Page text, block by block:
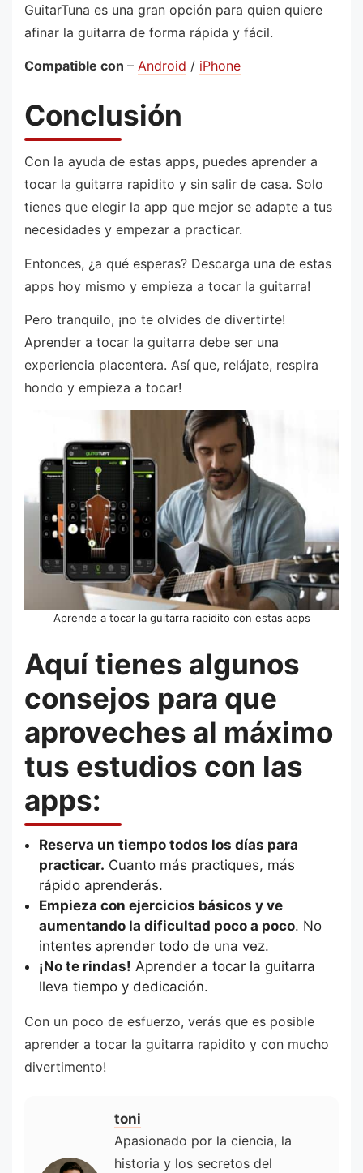
GuitarTuna es una gran opción para quien quiere
afinar la guitarra de forma rápida y fácil.
Compatible con – Android / iPhone
Conclusión
Con la ayuda de estas apps, puedes aprender a
tocar la guitarra rapidito y sin salir de casa. Solo
tienes que elegir la app que mejor se adapte a tus
necesidades y empezar a practicar.
Entonces, ¿a qué esperas? Descarga una de estas
apps hoy mismo y empieza a tocar la guitarra!
Pero tranquilo, ¡no te olvides de divertirte!
Aprender a tocar la guitarra debe ser una
experiencia placentera. Así que, relájate, respira
hondo y empieza a tocar!
Aprende a tocar la guitarra rapidito con estas apps
Aquí tienes algunos
consejos para que
aproveches al máximo
tus estudios con las
apps:
Reserva un tiempo todos los días para
practicar. Cuanto más practiques, más
rápido aprenderás.
Empieza con ejercicios básicos y ve
aumentando la dificultad poco a poco. No
intentes aprender todo de una vez.
¡No te rindas! Aprender a tocar la guitarra
lleva tiempo y dedicación.
Con un poco de esfuerzo, verás que es posible
aprender a tocar la guitarra rapidito y con mucho
divertimento!
toni
Apasionado por la ciencia, la
historia y los secretos del